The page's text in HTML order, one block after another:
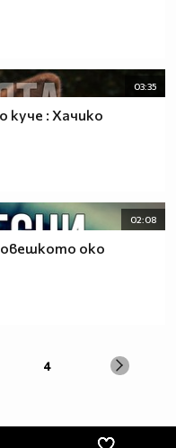
03:35
: Хачико
02:08
око
4